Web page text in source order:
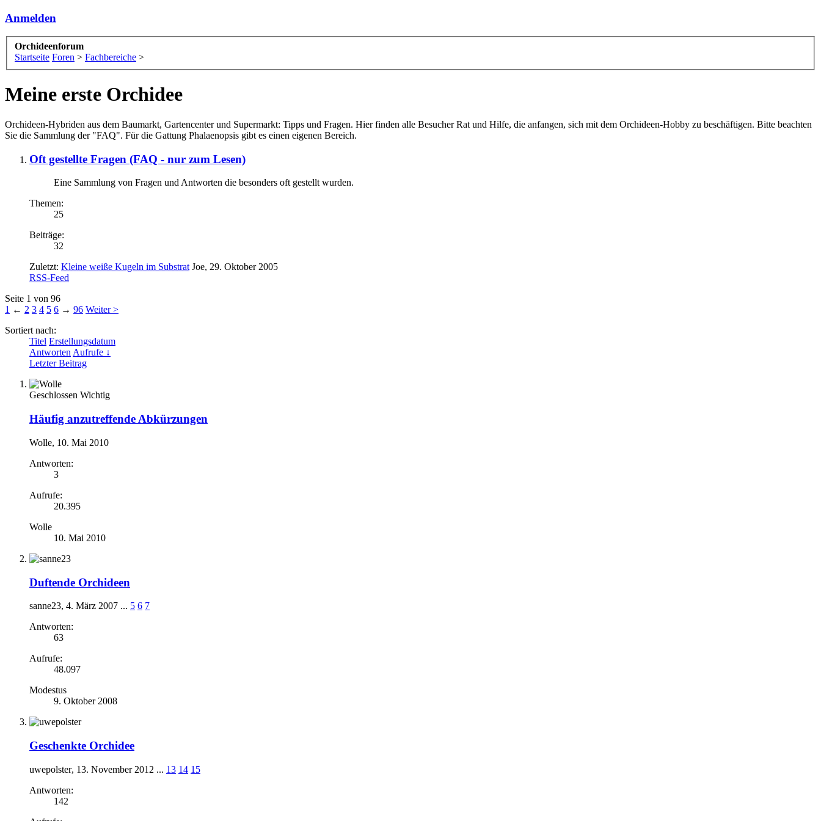
Anmelden
Orchideenforum
Startseite Foren > Fachbereiche >
Meine erste Orchidee
Orchideen-Hybriden aus dem Baumarkt, Gartencenter und Supermarkt: Tipps und Fragen. Hier finden alle Besucher Rat und Hilfe, die anfangen, sich mit dem Orchideen-Hobby zu beschäftigen. Bitte beachten
Sie die Sammlung der "FAQ". Für die Gattung Phalaenopsis gibt es einen eigenen Bereich.
Oft gestellte Fragen (FAQ - nur zum Lesen)
Eine Sammlung von Fragen und Antworten die besonders oft gestellt wurden.
Themen:
25
Beiträge:
32
Zuletzt: Kleine weiße Kugeln im Substrat Joe, 29. Oktober 2005
RSS-Feed
Seite 1 von 96
1 ← 2 3 4 5 6 → 96 Weiter >
Sortiert nach:
Titel Erstellungsdatum
Antworten Aufrufe ↓
Letzter Beitrag
Geschlossen Wichtig
Häufig anzutreffende Abkürzungen
Wolle, 10. Mai 2010
Antworten:
3
Aufrufe:
20.395
Wolle
10. Mai 2010
Duftende Orchideen
sanne23, 4. März 2007 ... 5 6 7
Antworten:
63
Aufrufe:
48.097
Modestus
9. Oktober 2008
Geschenkte Orchidee
uwepolster, 13. November 2012 ... 13 14 15
Antworten:
142